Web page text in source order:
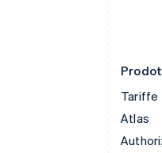
Tariffe
Atlas